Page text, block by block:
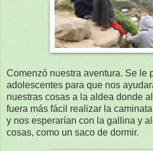
Comenzó nuestra aventura. Se le
adolescentes para que nos
nuestras cosas a la aldea donde
fuera más fácil realizar la
y nos esperarían con la gallina y
cosas, como un saco de dormir.